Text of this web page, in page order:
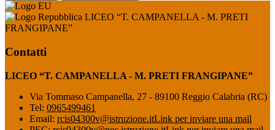
LICEO “T. CAMPANELLA - M. PRETI
FRANGIPANE”
Contatti
LICEO “T. CAMPANELLA - M. PRETI FRANGIPANE”
Via Tommaso Campanella, 27 - 89100 Reggio Calabria (RC)
Tel: 0965499461
Email: rcis04300v@istruzione.itLink per inviare una mail